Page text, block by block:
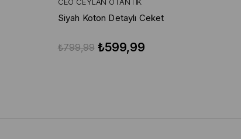
Siyah Koton Detaylı Ceket
₺599,99
₺799,99